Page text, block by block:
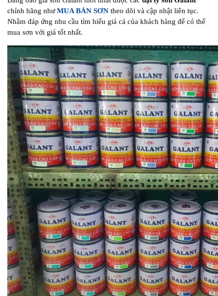
chính hãng nhưMUA BÁN SƠN theo dõi và cập nhật liên tục.
Nhằm đáp ứng nhu cầu tìm hiểu giá cả của khách hàng để có thể
mua sơn với giá tốt nhất.